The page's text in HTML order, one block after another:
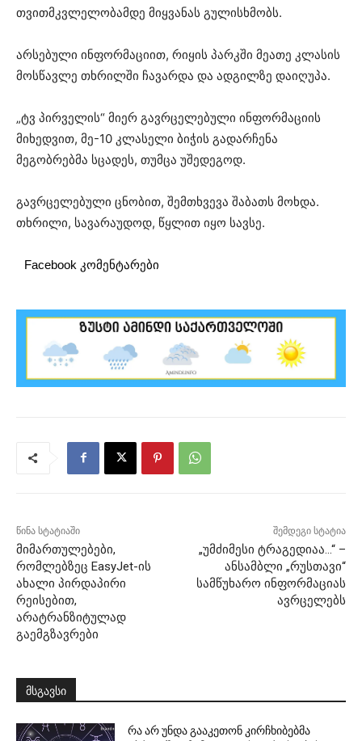
თვითმკვლელობამდე მიყვანას გულისხმობს.
არსებული ინფორმაციით, რიყის პარკში მეათე კლასის
მოსწავლე თხრილში ჩავარდა და ადგილზე დაიღუპა.
„ტვ პირველის“ მიერ გავრცელებული ინფორმაციის
მიხედვით, მე-10 კლასელი ბიჭის გადარჩენა
მეგობრებმა სცადეს, თუმცა უშედეგოდ.
გავრცელებული ცნობით, შემთხვევა შაბათს მოხდა.
თხრილი, სავარაუდოდ, წყლით იყო სავსე.
Facebook კომენტარები
წინა სტატიაში
მიმართულებები,
რომლებზეც EasyJet-ის
ახალი პირდაპირი
რეისებით,
არატრანზიტულად
გაემგზავრები
შემდეგი სტატია
„უმძიმესი ტრაგედიაა…“ –
ანსამბლი „რუსთავი“
სამწუხარო ინფორმაციას
ავრცელებს
მსგავსი
რა არ უნდა გააკეთონ კირჩხიბებმა